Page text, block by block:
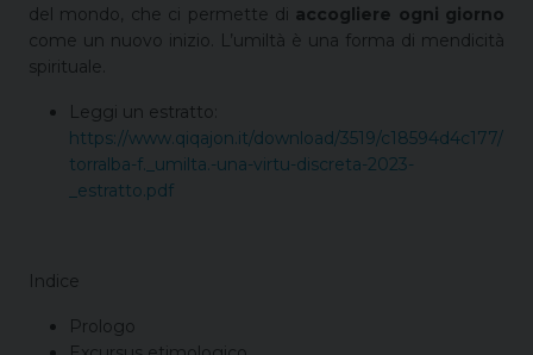
del mondo, che ci permette di accogliere ogni giorno
come un nuovo inizio. L’umiltà è una forma di mendicità
spirituale.
Leggi un estratto:
https://www.qiqajon.it/download/3519/c18594d4c177/
torralba-f._umilta.-una-virtu-discreta-2023-
_estratto.pdf
Indice
Prologo